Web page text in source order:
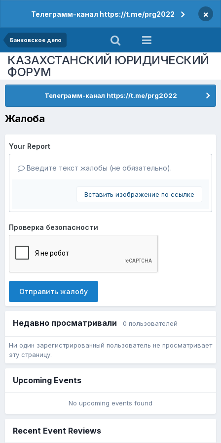
Телеграмм-канал https://t.me/prg2022 ×
Банковское дело
КАЗАХСТАНСКИЙ ЮРИДИЧЕСКИЙ
ФОРУМ
Телеграмм-канал https://t.me/prg2022
Жалоба
Your Report
Введите текст жалобы (не обязательно).
Вставить изображение по ссылке
Проверка безопасности
Отправить жалобу
Недавно просматривали 0 пользователей
Ни один зарегистрированный пользователь не просматривает
эту страницу.
Upcoming Events
No upcoming events found
Recent Event Reviews